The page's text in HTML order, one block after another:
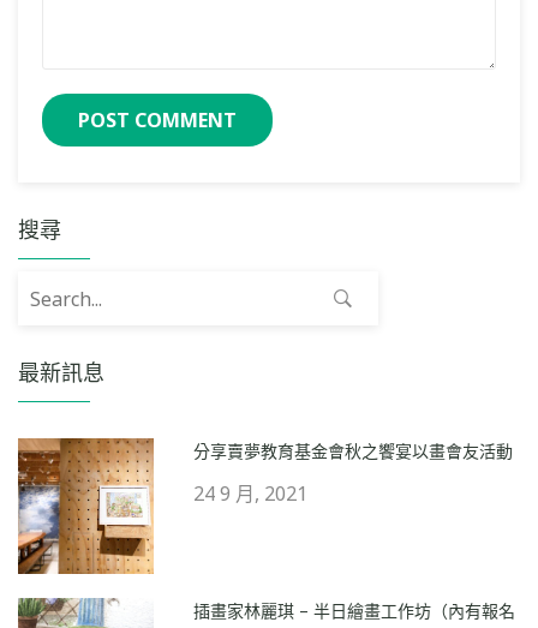
搜尋
Search for:
最新訊息
分享賣夢教育基金會秋之饗宴以畫會友活動
24 9 月, 2021
插畫家林麗琪 – 半日繪畫工作坊（內有報名